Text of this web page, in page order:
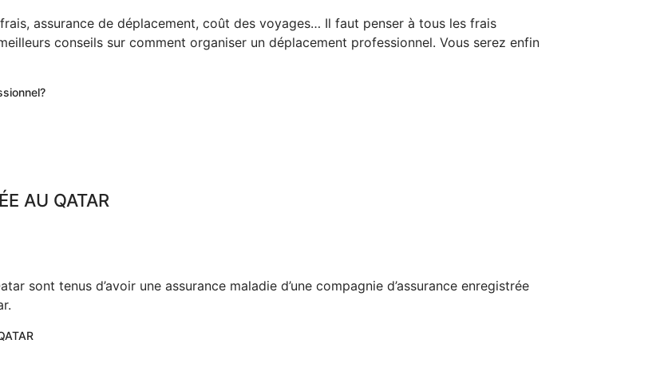
assurance de déplacement, coût des voyages… Il faut penser à tous les frais
conseils sur comment organiser un déplacement professionnel. Vous serez enfin
AU QATAR
sont tenus d’avoir une assurance maladie d’une compagnie d’assurance enregistrée